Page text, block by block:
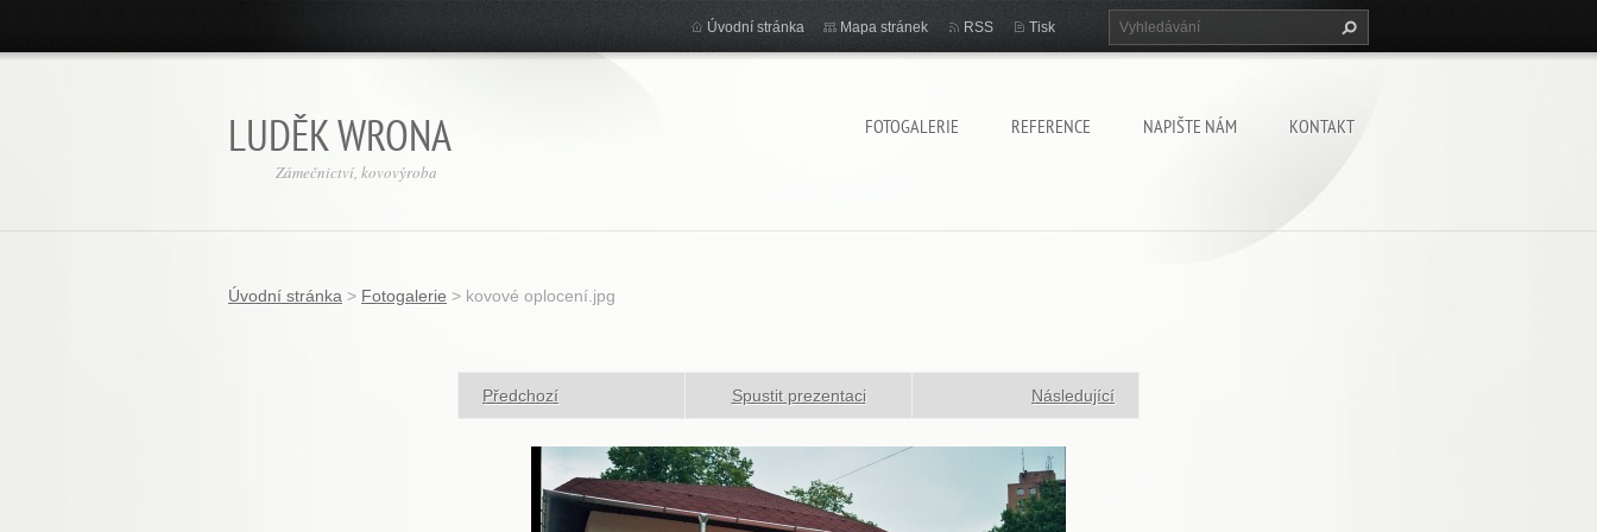
LUDĚK WRONA
Zámečnictví, kovovýroba
FOTOGALERIE REFERENCE NAPIŠTE NÁM KONTAKT
Úvodní stránka Mapa stránek RSS Tisk
Úvodní stránka > Fotogalerie > kovové oplocení.jpg
Předchozí Spustit prezentaci Následující